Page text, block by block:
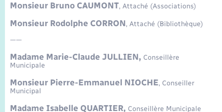
Monsieur Bruno CAUMONT, Attaché (Associations)
Monsieur Rodolphe CORRON, Attaché (Bibliothèque)
——
Madame Marie-Claude JULLIEN, Conseillère
Municipale
Monsieur Pierre-Emmanuel NIOCHE, Conseiller
Municipal
Madame Isabelle QUARTIER, Conseillère Municipale